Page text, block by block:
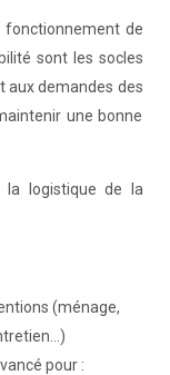
fonctionnement de
sont les socles
aux demandes des
une bonne
la logistique de la
(ménage,
pour :